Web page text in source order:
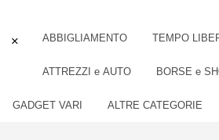
× ABBIGLIAMENTO TEMPO
ATTREZZI e AUTO BORSE e
GADGET VARI ALTRE CATEGORIE